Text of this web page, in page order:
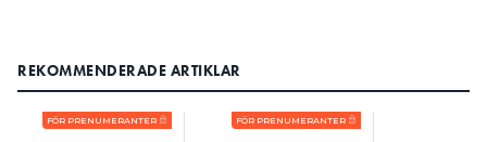
REKOMMENDERADE ARTIKLAR
FÖR PRENUMERANTER FÖR PRENUMERANTER